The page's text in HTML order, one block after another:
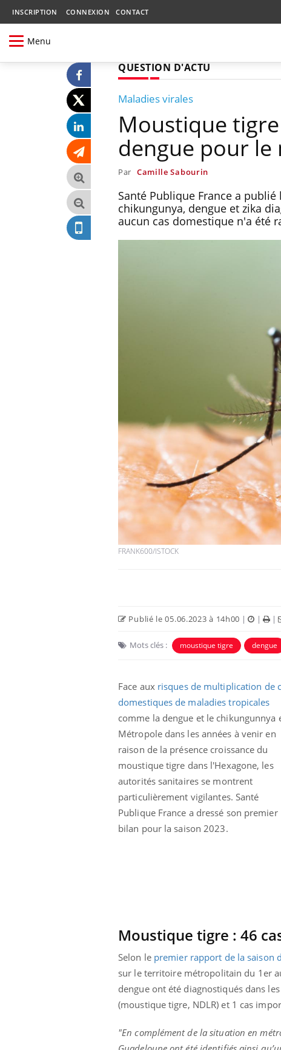
INSCRIPTION CONNEXION CONTACT
Menu
QUESTION D'ACTU
Maladies virales
Moustique
dengue pour
Par Camille Sabourin
Santé Publique France a
chikungunya, dengue et zika
aucun cas domestique n'a été
FRANK600/ISTOCK
Publié le 05.06.2023 à 14h00 | | |
Mots clés : moustique tigre dengue
Face aux risques de multiplication de
domestiques de maladies tropicales
comme la dengue et le chikungunnya
Métropole dans les années à venir en
raison de la présence croissance du
moustique tigre dans l'Hexagone, les
autorités sanitaires se montrent
particulièrement vigilantes. Santé
Publique France a dressé son premier
bilan pour la saison 2023.
Moustique tigre : 46
Selon le premier rapport de la saison
sur le territoire métropolitain du 1er
dengue ont été diagnostiqués dans
(moustique tigre, NDLR) et 1 cas
"En complément de la situation en
Fatigue en vacances :
normal ou signe d’une
maladie ?
Et si les caries pouvaient
bientôt disparaître sans
plombage ?
Éclipse solaire du 12 août